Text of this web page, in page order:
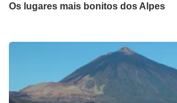
Os lugares mais bonitos dos Alpes